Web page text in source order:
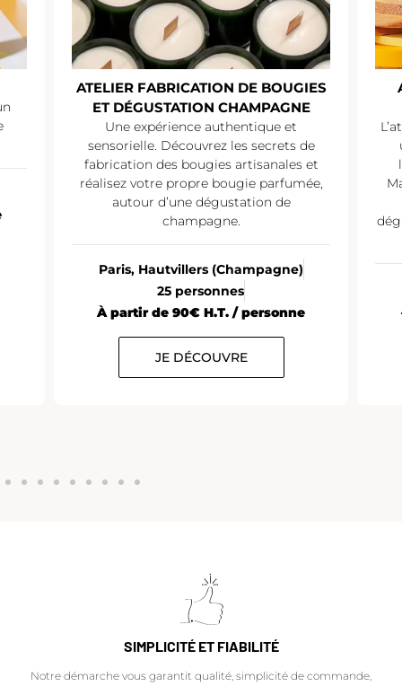
ATELIER FABRICATION DE BOUGIES
ET DÉGUSTATION CHAMPAGNE
Une expérience authentique et
sensorielle. Découvrez les secrets de
fabrication des bougies artisanales et
réalisez votre propre bougie parfumée,
autour d’une dégustation de
champagne.
Paris, Hautvillers (Champagne)
25 personnes
À partir de 90€ H.T. / personne
JE DÉCOUVRE
SIMPLICITÉ ET FIABILITÉ
Notre démarche vous garantit qualité, simplicité de commande,